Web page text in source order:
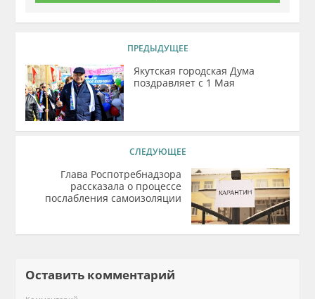
ПРЕДЫДУЩЕЕ
Якутская городская Дума
поздравляет с 1 Мая
СЛЕДУЮЩЕЕ
Глава Роспотребнадзора
рассказала о процессе
послабления самоизоляции
Оставить комментарий